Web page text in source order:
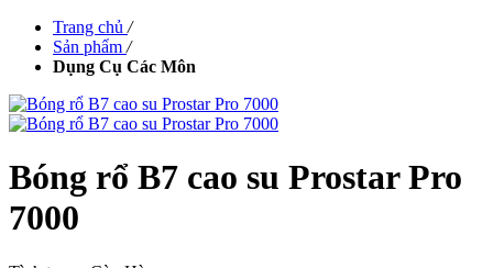
Trang chủ /
Sản phẩm /
Dụng Cụ Các Môn
Bóng rổ B7 cao su Prostar Pro
7000